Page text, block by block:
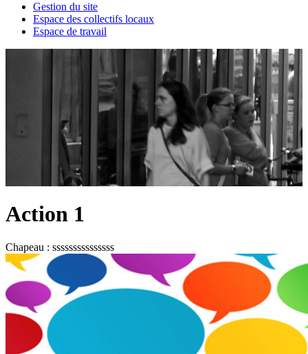
Gestion du site
Espace des collectifs locaux
Espace de travail
Action 1
Chapeau : sssssssssssssss